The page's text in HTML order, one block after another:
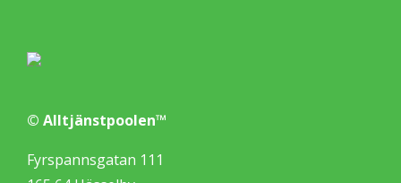
© Alltjänstpoolen™
Fyrspannsgatan 111